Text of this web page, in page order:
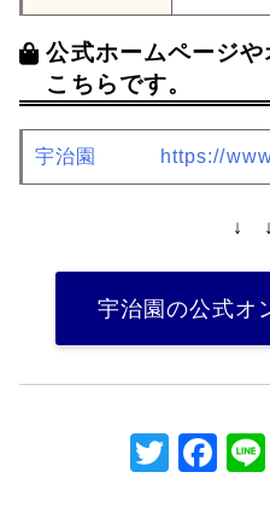
公式ホームページ
こちらです。
宇治園 https://
↓
宇治園の公式オ
T
F